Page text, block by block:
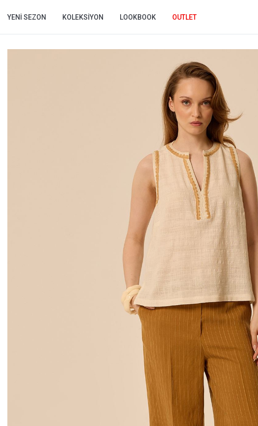
YENI SEZON KOLEKSIYON LOOKBOOK OUTLET